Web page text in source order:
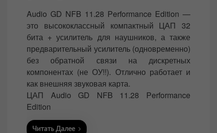
t
e
d
o
n
Audio GD NFB 11.28 Performance Edition —
это высококлассный компактный ЦАП 32
бита + усилитель для наушников, а также
предварительный усилитель (одновременно)
без обратной связи на дискретных
компонентах (не ОУ!!). Отлично работает и
как внешняя звуковая карта.
ЦАП Audio GD NFB 11.28 Performance
Edition
Читать Далее